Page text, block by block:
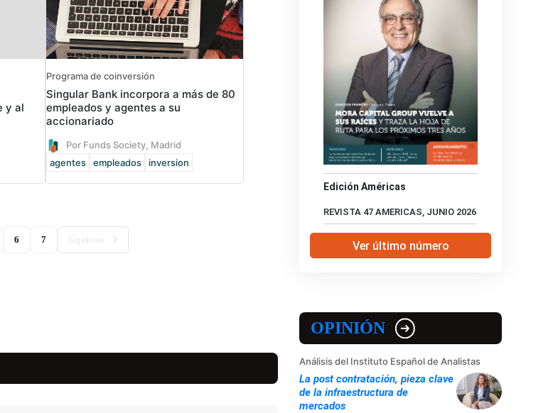
y al
Programa de coinversión
Singular Bank incorpora a más de 80
empleados y agentes a su
accionariado
Por Funds Society, Madrid
agentes
empleados inversion
6 7
Edición Américas
REVISTA 47 AMERICAS, JUNIO 2026
Ver último número
OPINIÓN
Análisis del Instituto Español de Analistas
La post contratación, pieza clave
de la infraestructura de
mercados